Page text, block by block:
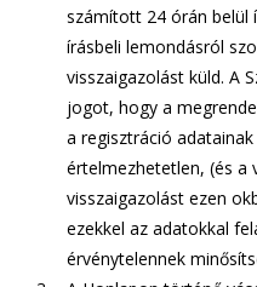
számított 24 órán belül
írásbeli lemondásról
visszaigazolást küld. A
jogot, hogy a
a regisztráció
értelmezhetetlen, (és a
visszaigazolást ezen
ezekkel az adatokkal
érvénytelennek